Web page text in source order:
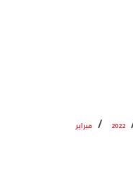
2022 فبراير